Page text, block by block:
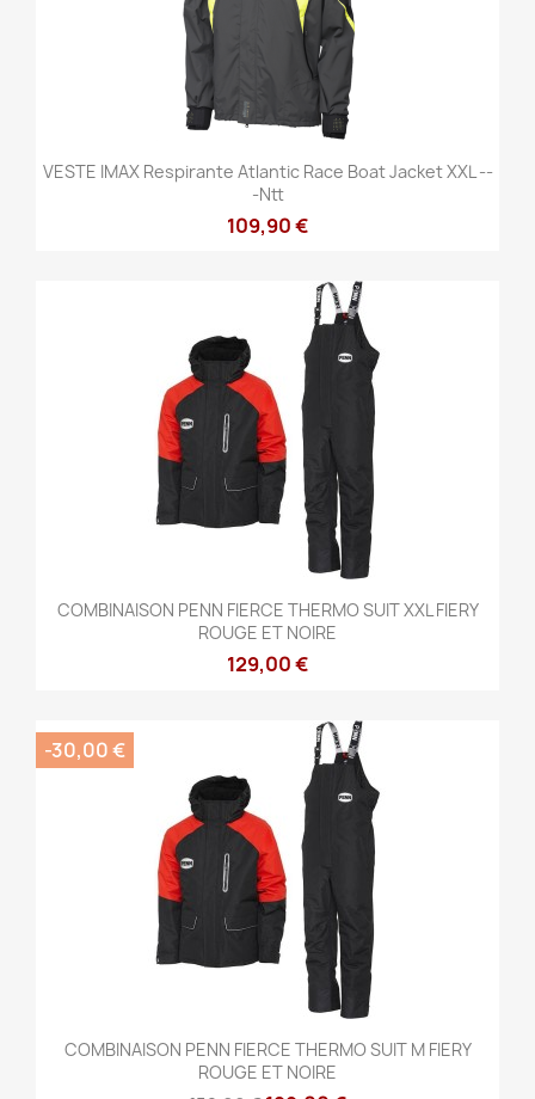
VESTE IMAX Respirante Atlantic Race Boat Jacket XXL --
-ntt
109,90 €
COMBINAISON PENN FIERCE THERMO SUIT XXL FIERY
ROUGE ET NOIRE
129,00 €
COMBINAISON PENN FIERCE THERMO SUIT M FIERY
ROUGE ET NOIRE
-30,00 €